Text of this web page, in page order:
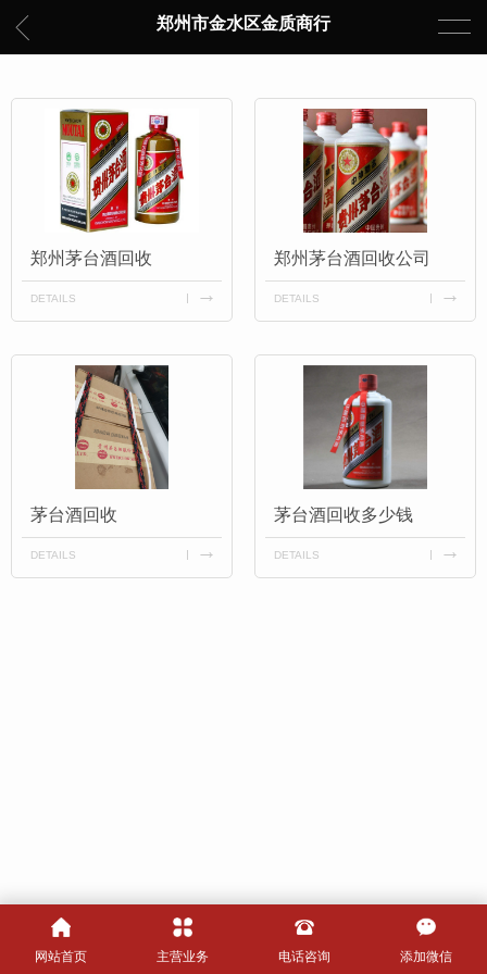
郑州市金水区金质商行
郑州茅台酒回收
DETAILS
郑州茅台酒回收公司
DETAILS
茅台酒回收
DETAILS
茅台酒回收多少钱
DETAILS
网站首页 主营业务 电话咨询 添加微信